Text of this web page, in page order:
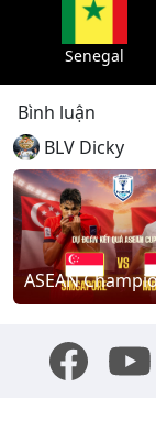
Senegal
Bình luận
BLV Dicky